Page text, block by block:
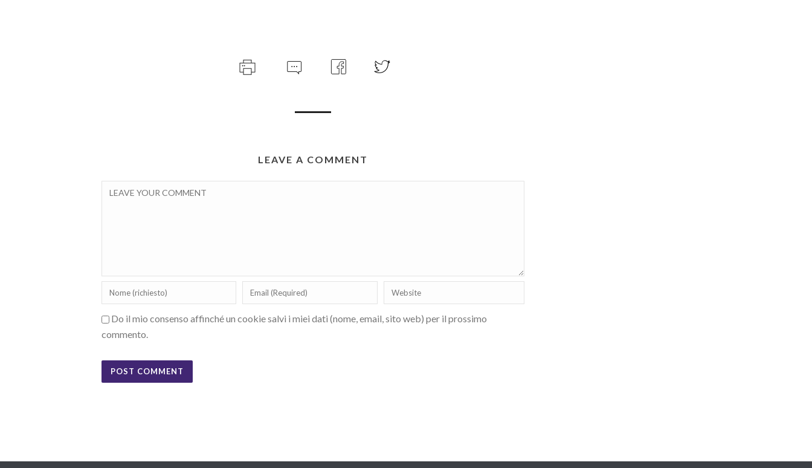
LEAVE A COMMENT
Do il mio consenso affinché un cookie salvi i miei dati (nome, email, sito web) per il prossimo
commento.